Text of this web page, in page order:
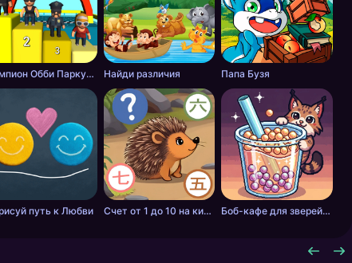
Чемпион Обби Паркура Найди различия Папа Бузя
путь к Любви Счет от 1 до 10 на китайском Боб-кафе для зверей. Мастер бабл-чая.